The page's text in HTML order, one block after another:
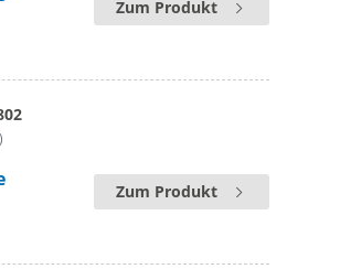
Zum Produkt
Zum Produkt